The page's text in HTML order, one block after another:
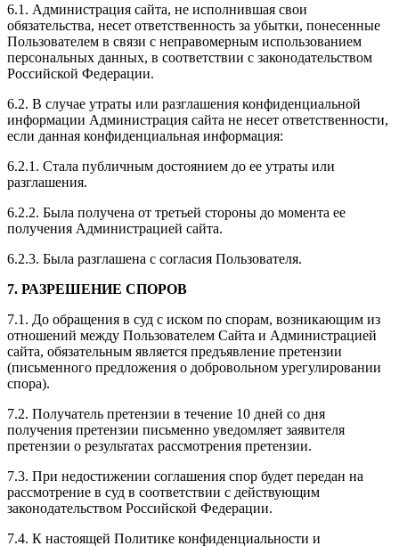
6.1. Администрация сайта, не исполнившая свои
обязательства, несет ответственность за убытки, понесенные
Пользователем в связи с неправомерным использованием
персональных данных, в соответствии с законодательством
Российской Федерации.
6.2. В случае утраты или разглашения конфиденциальной
информации Администрация сайта не несет ответственности,
если данная конфиденциальная информация:
6.2.1. Стала публичным достоянием до ее утраты или
разглашения.
6.2.2. Была получена от третьей стороны до момента ее
получения Администрацией сайта.
6.2.3. Была разглашена с согласия Пользователя.
7. РАЗРЕШЕНИЕ СПОРОВ
7.1. До обращения в суд с иском по спорам, возникающим из
отношений между Пользователем Сайта и Администрацией
сайта, обязательным является предъявление претензии
(письменного предложения о добровольном урегулировании
спора).
7.2. Получатель претензии в течение 10 дней со дня
получения претензии письменно уведомляет заявителя
претензии о результатах рассмотрения претензии.
7.3. При недостижении соглашения спор будет передан на
рассмотрение в суд в соответствии с действующим
законодательством Российской Федерации.
7.4. К настоящей Политике конфиденциальности и